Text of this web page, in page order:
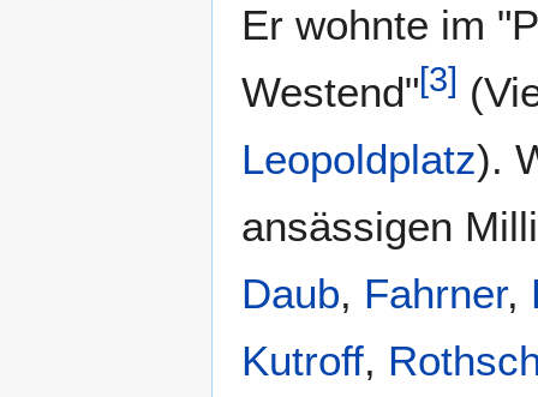
Er wohnte im
Westend"[3]
Leopoldplatz).
ansässigen
Daub, Fahrner,
Kutroff,